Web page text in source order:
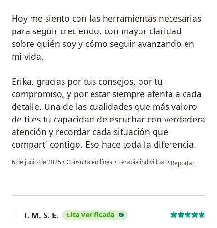
Hoy me siento con las herramientas necesarias
para seguir creciendo, con mayor claridad
sobre quién soy y cómo seguir avanzando en
mi vida.
Erika, gracias por tus consejos, por tu
compromiso, y por estar siempre atenta a cada
detalle. Una de las cualidades que más valoro
de ti es tu capacidad de escuchar con verdadera
atención y recordar cada situación que
compartí contigo. Eso hace toda la diferencia.
6 de junio de 2025 • Consulta en línea • Terapia individual • en opinión del
Reportar
T. M. S. E. Cita verificada